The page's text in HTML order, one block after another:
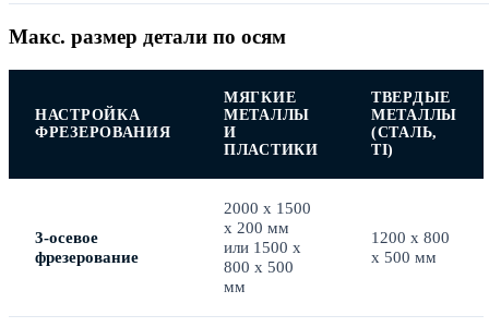
Макс. размер детали по осям
НАСТРОЙКА
ФРЕЗЕРОВАНИЯ
МЯГКИЕ
МЕТАЛЛЫ
И
ПЛАСТИКИ
ТВЕРДЫЕ
МЕТАЛЛЫ
(СТАЛЬ,
TI)
3-осевое
фрезерование
2000 x 1500
x 200 мм
или 1500 x
800 x 500
мм
1200 x 800
x 500 мм